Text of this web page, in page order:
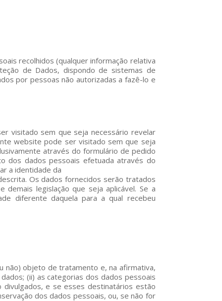
recolhidos (qualquer informação relativa
de Dados, dispondo de sistemas de
por pessoas não autorizadas a fazê-lo e
visitado sem que seja necessário revelar
website pode ser visitado sem que seja
através do formulário de pedido
dos dados pessoais efetuada através do
a identidade da
Os dados fornecidos serão tratados
legislação que seja aplicável. Se a
diferente daquela para a qual recebeu
não) objeto de tratamento e, na afirmativa,
(ii) as categorias dos dados pessoais
e se esses destinatários estão
dos dados pessoais, ou, se não for